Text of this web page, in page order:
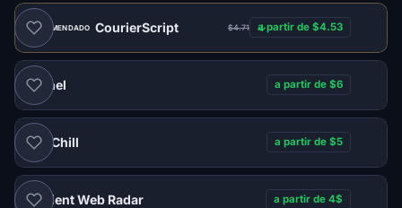
RECOMENDADO CourierScript $4.71 a partir de $4.53
Xernel a partir de $6
WarChill a partir de $5
Ancient Web Radar a partir de 4$